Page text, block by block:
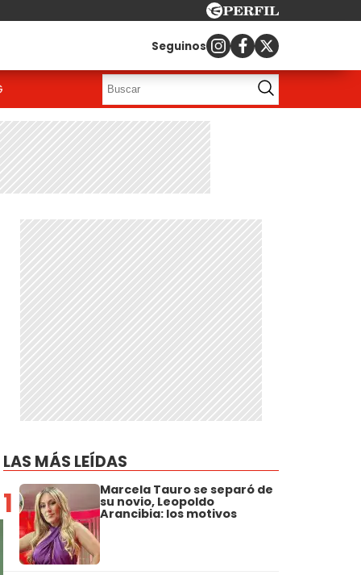
Seguinos
LAS MÁS LEÍDAS
1 Marcela Tauro se separó de
su novio, Leopoldo
Arancibia: los motivos